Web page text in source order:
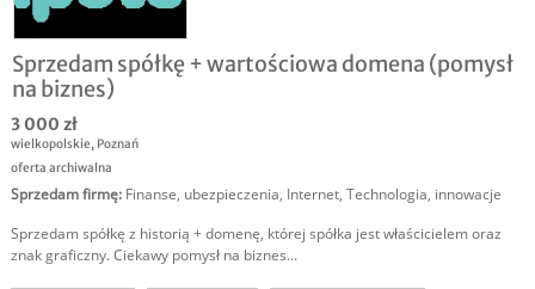
Sprzedam spółkę + wartościowa domena (pomysł
na biznes)
3 000 zł
wielkopolskie, Poznań
oferta archiwalna
Sprzedam firmę: Finanse, ubezpieczenia, Internet, Technologia, innowacje
Sprzedam spółkę z historią + domenę, której spółka jest właścicielem oraz
znak graficzny. Ciekawy pomysł na biznes...